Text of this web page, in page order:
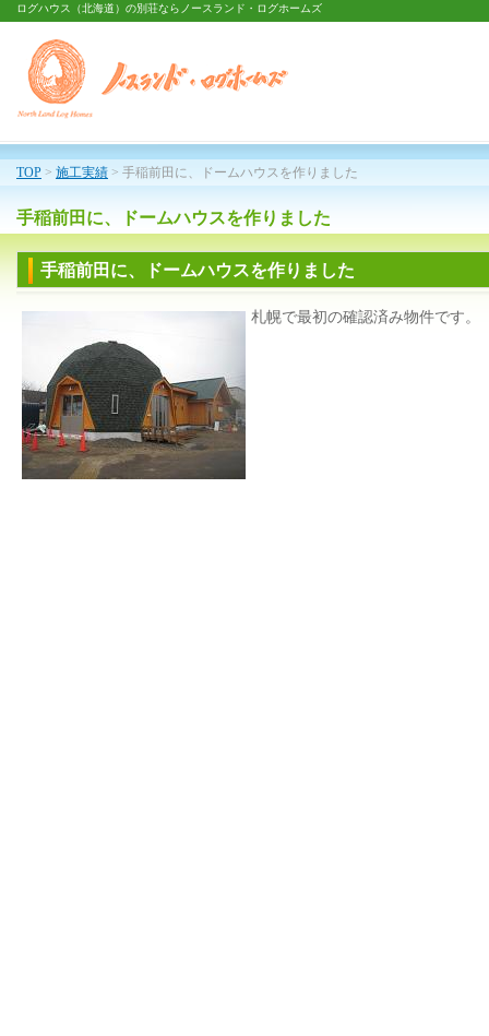
手稲前田に、ドームハウスを作りました
ログハウス（北海道）の別荘ならノースランド・ログホームズ
手稲前田に、ドームハウスを作りました
札幌で最初の確認済み物件です。
TOP > 施工実績 > 手稲前田に、ドームハウスを作りました